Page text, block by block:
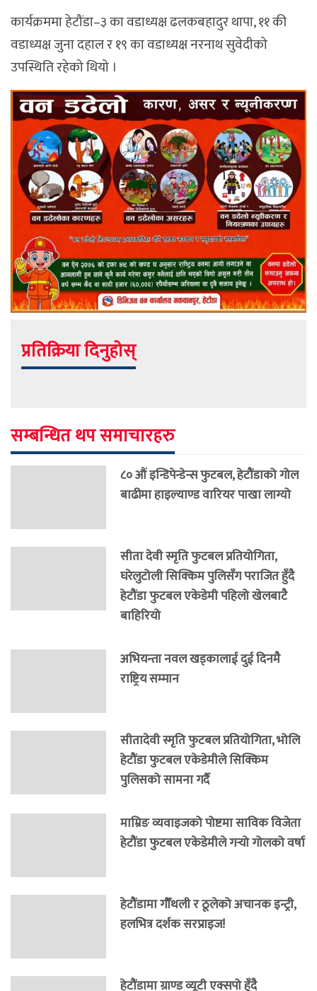
कार्यक्रममा हेटौंडा–३ का वडाध्यक्ष ढलकबहादुर थापा, ११ की
वडाध्यक्ष जुना दहाल र १९ का वडाध्यक्ष नरनाथ सुवेदीको
उपस्थिति रहेको थियो ।
प्रतिक्रिया दिनुहोस्
सम्बन्धित थप समाचारहरु
८० औं इन्डिपेन्डेन्स फुटबल, हेटौंडाको गोल
बाढीमा हाइल्याण्ड वारियर पाखा लाग्यो
सीता देवी स्मृति फुटबल प्रतियोगिता,
घरेलुटोली सिक्किम पुलिसँग पराजित हुँदै
हेटौंडा फुटबल एकेडेमी पहिलो खेलबाटै
बाहिरियो
अभियन्ता नवल खड्कालाई दुई दिनमै
राष्ट्रिय सम्मान
सीतादेवी स्मृति फुटबल प्रतियोगिता, भोलि
हेटौंडा फुटबल एकेडेमीले सिक्किम
पुलिसको सामना गर्दै
माम्रिङ व्यवाइजको पोष्टमा साविक विजेता
हेटौंडा फुटबल एकेडेमीले गर्‍यो गोलको वर्षा
हेटौंडामा गौँथली र ठूलेको अचानक इन्ट्री,
हलभित्र दर्शक सरप्राइज!
हेटौंडामा ग्राण्ड व्यूटी एक्सपो हुँदै